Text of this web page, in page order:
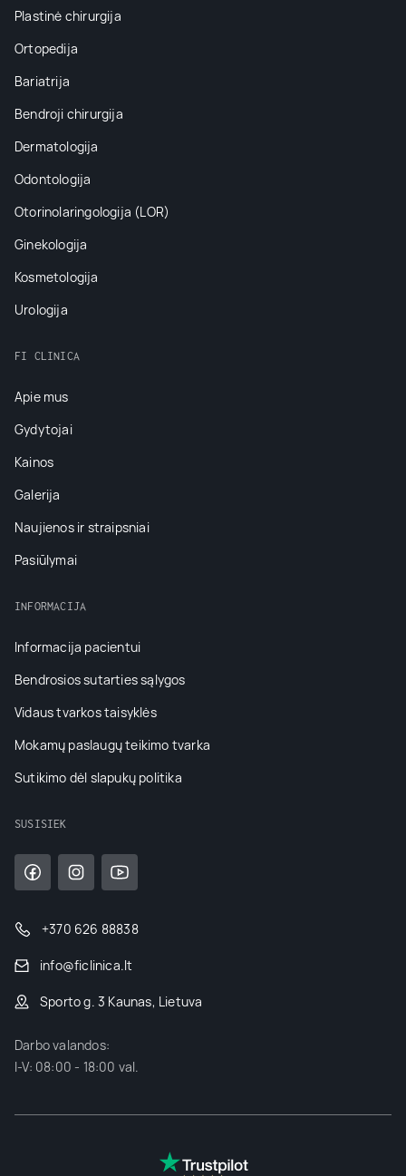
Plastinė chirurgija
Ortopedija
Bariatrija
Bendroji chirurgija
Dermatologija
Odontologija
Otorinolaringologija (LOR)
Ginekologija
Kosmetologija
Urologija
FI CLINICA
Apie mus
Gydytojai
Kainos
Galerija
Naujienos ir straipsniai
Pasiūlymai
INFORMACIJA
Informacija pacientui
Bendrosios sutarties sąlygos
Vidaus tvarkos taisyklės
Mokamų paslaugų teikimo tvarka
Sutikimo dėl slapukų politika
SUSISIEK
+370 626 88838
info@ficlinica.lt
Sporto g. 3 Kaunas, Lietuva
Darbo valandos:
I-V: 08:00 - 18:00 val.